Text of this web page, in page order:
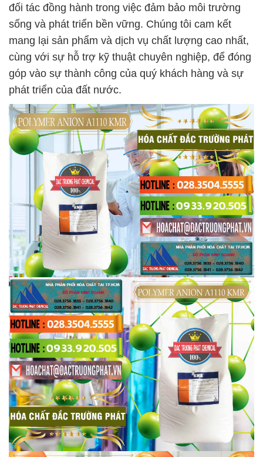
đối tác đồng hành trong việc đảm bảo môi trường
sống và phát triển bền vững. Chúng tôi cam kết
mang lại sản phẩm và dịch vụ chất lượng cao nhất,
cùng với sự hỗ trợ kỹ thuật chuyên nghiệp, để đóng
góp vào sự thành công của quý khách hàng và sự
phát triển của đất nước.